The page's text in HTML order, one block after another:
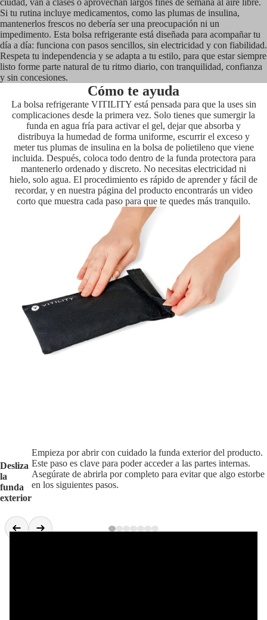
ciudad, van a clases o aprovechan largos fines de semana al aire libre.
Si tu rutina incluye medicamentos, como las plumas de insulina,
mantenerlos frescos no debería ser una preocupación ni un
impedimento. Esta bolsa refrigerante está diseñada para acompañar tu
día a día: funciona con pasos sencillos, sin electricidad y con fiabilidad.
Respeta tu independencia y se adapta a tu estilo, para que estar siempre
listo forme parte natural de tu ritmo diario, con tranquilidad, confianza
y sin concesiones.
Cómo te ayuda
La bolsa refrigerante VITILITY está pensada para que la uses sin
complicaciones desde la primera vez. Solo tienes que sumergir la
funda en agua fría para activar el gel, dejar que absorba y
distribuya la humedad de forma uniforme, escurrir el exceso y
meter tus plumas de insulina en la bolsa de polietileno que viene
incluida. Después, coloca todo dentro de la funda protectora para
mantenerlo ordenado y discreto. No necesitas electricidad ni
hielo, solo agua. El procedimiento es rápido de aprender y fácil de
recordar, y en nuestra página del producto encontrarás un video
corto que muestra cada paso para que te quedes más tranquilo.
Desliza
la
funda
exterior
Empieza por abrir con cuidado la funda exterior del producto.
Este paso es clave para poder acceder a las partes internas.
Asegúrate de abrirla por completo para evitar que algo estorbe
en los siguientes pasos.